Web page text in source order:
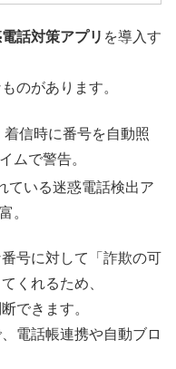
話対策アプリ を導入す
のがあります。
着信時に番号を自動照
ムで警告。
ている迷惑電話検出ア
。
号に対して「詐欺の可
くれるため、
できます。
電話帳連携や自動ブロ